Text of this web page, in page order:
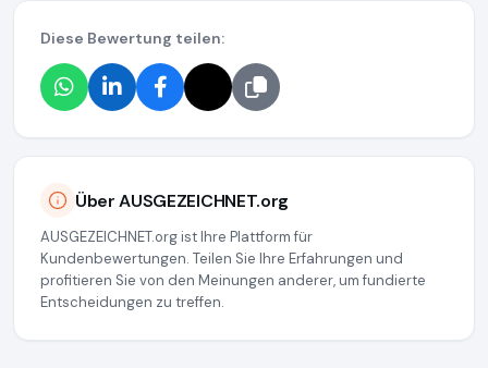
Diese Bewertung teilen:
Über AUSGEZEICHNET.org
AUSGEZEICHNET.org ist Ihre Plattform für
Kundenbewertungen. Teilen Sie Ihre Erfahrungen und
profitieren Sie von den Meinungen anderer, um fundierte
Entscheidungen zu treffen.